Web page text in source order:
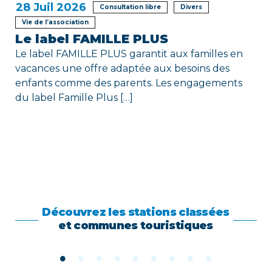
28 Juil 2026 Consultation libre
Divers
Vie de l’association
Le label FAMILLE PLUS
Le label FAMILLE PLUS garantit aux familles en
vacances une offre adaptée aux besoins des
enfants comme des parents. Les engagements
du label Famille Plus […]
Découvrez les stations classées
et communes touristiques